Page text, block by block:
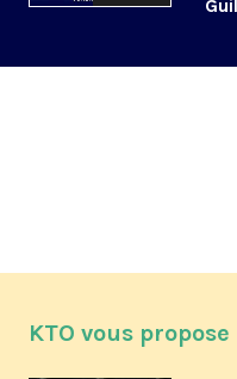
KTO vous propose